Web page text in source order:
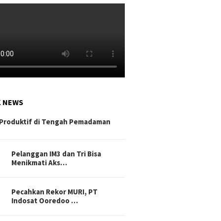
NEWS
di Tengah Pemadaman
Pelanggan IM3 dan Tri Bisa
Menikmati Aks…
Pecahkan Rekor MURI, PT
Indosat Ooredoo …